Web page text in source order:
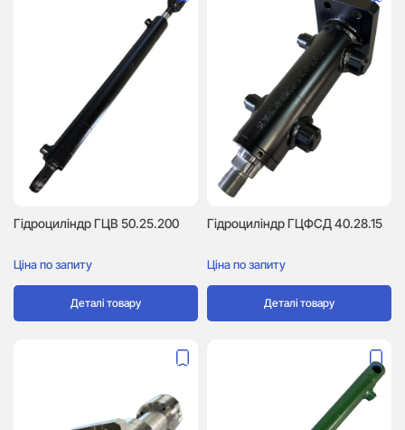
Гідроциліндр ГЦВ 50.25.200
Ціна по запиту
Деталі товару
Гідроциліндр ГЦФСД 40.28.15
Ціна по запиту
Деталі товару